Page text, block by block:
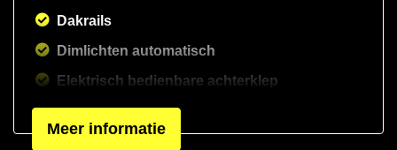
Dakrails
Dimlichten automatisch
Elektrisch bedienbare achterklep
Led achterlichten
Meer informatie